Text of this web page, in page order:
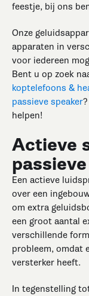
feestje, bij ons
Onze
apparaten in
voor iedereen
Bent u op zoek
koptelefoons &
passieve speaker
helpen!
Actieve
Een actieve
over een
om extra
een groot aantal
verschillende
probleem, omdat
versterker heeft.
In tegenstelling